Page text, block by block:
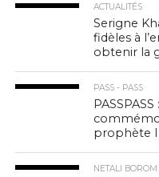
ACTUALITÉS
Serigne
fidèles à
obtenir la
PASS - PASS
prophète
NETALI